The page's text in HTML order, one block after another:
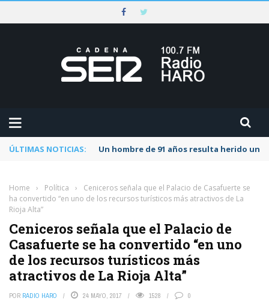
ÚLTIMAS NOTICIAS: Un hombre de 91 años resulta herido
Home › Política ›
Ceniceros señala que el Palacio de Casafuerte se
ha convertido “en uno de los recursos turísticos más atractivos de La
Rioja Alta”
Ceniceros señala que el Palacio de
Casafuerte se ha convertido “en uno
de los recursos turísticos más
atractivos de La Rioja Alta”
POR RADIO HARO 24 MAYO, 2017 1528 0